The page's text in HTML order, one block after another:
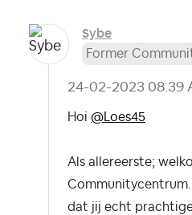
Sybe
Former
‎24-02-2023 08:39
Hoi @Loes45
Als allereerste;
Communitycentrum.
dat jij echt